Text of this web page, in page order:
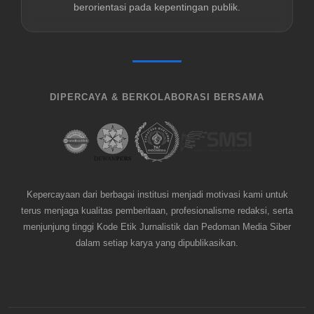
berorientasi pada kepentingan publik.
DIPERCAYA & BERKOLABORASI BERSAMA
Kepercayaan dari berbagai institusi menjadi motivasi kami untuk
terus menjaga kualitas pemberitaan, profesionalisme redaksi, serta
menjunjung tinggi Kode Etik Jurnalistik dan Pedoman Media Siber
dalam setiap karya yang dipublikasikan.